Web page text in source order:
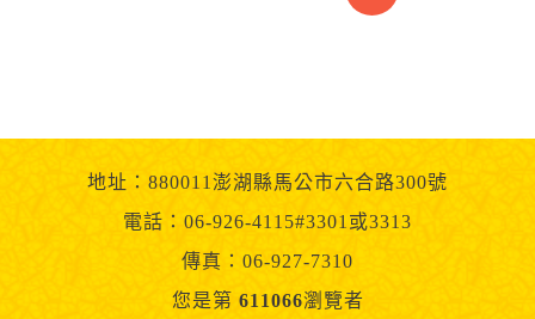
地址：880011澎湖縣馬公市六合路300號
電話：06-926-4115#3301或3313
傳真：06-927-7310
您是第 611066瀏覽者